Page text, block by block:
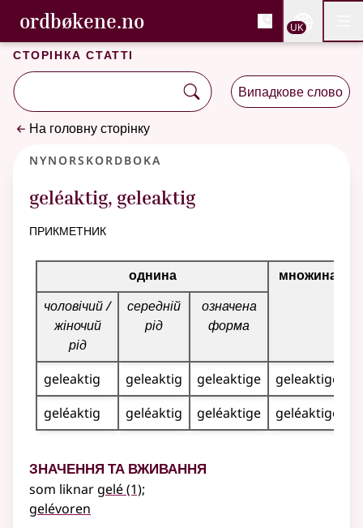
Перейти до основного вмісту
Доступність
ordbøkene.no, Cловник букмола та
Cловник букмола та Словник нюношка
UK
Сторінка статті
Випадкове слово
На головну сторінку
Nynorskordboka
geléaktig, geleaktig
прикметник
Таблиця відмінювання для цього прикметника
однина
множина
чоловічий /
жіночий
рід
середній
рід
означена
форма
geleaktig geleaktig geleaktige
geleaktige
geléaktig
geléaktig geléaktige geléaktige
Значення та вживання
som liknar gelé(1);
gelévoren